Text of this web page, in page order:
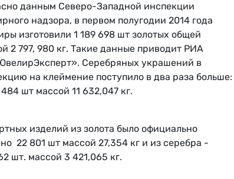
данным Северо-Западной инспекции
надзора, в первом полугодии 2014 года
изготовили 1 189 698 шт золотых общей
2 797, 980 кг. Такие данные приводит РИА
Серебряных украшений в
на клеймение поступило в два раза больше:
шт массой 11 632,047 кг.
изделий из золота было официально
22 801 шт массой 27,354 кг и из серебра -
шт. массой 3 421,065 кг.